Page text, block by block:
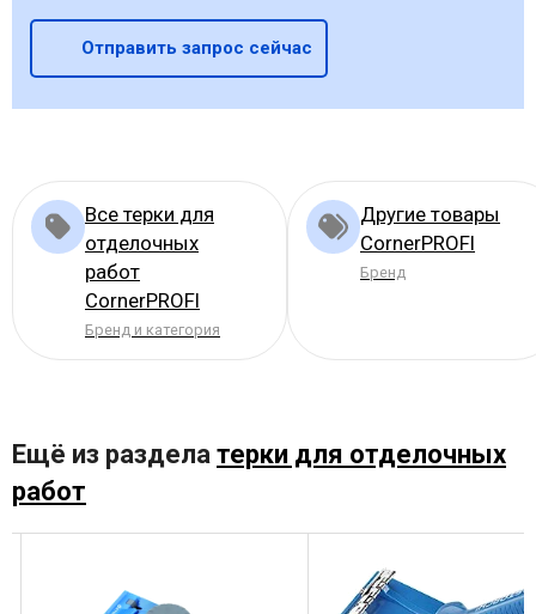
Отправить запрос сейчас
Все терки для
отделочных
работ
CornerPROFI
Бренд и категория
Другие товары
CornerPROFI
Бренд
Ещё из раздела терки для отделочных
работ